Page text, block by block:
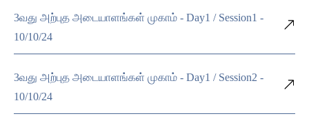
3வது அற்புத அடையாளங்கள் முகாம் - Day1 / Session1 -
10/10/24
3வது அற்புத அடையாளங்கள் முகாம் - Day1 / Session2 -
10/10/24